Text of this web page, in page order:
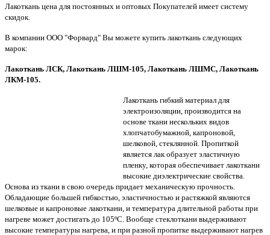
Лакоткань цена для постоянных и оптовых Покупателей имеет систему
скидок.
В компании ООО "Форвард" Вы можете купить лакоткань следующих
марок:
Лакоткань ЛСК, Лакоткань ЛШМ-105, Лакоткань ЛШМС, Лакоткань
ЛКМ-105.
Лакоткань гибкий материал для
электроизоляции, производится на
основе ткани нескольких видов
хлопчатобумажной, капроновой,
шелковой, стеклянной. Пропиткой
является лак образует эластичную
пленку, которая обеспечивает лакоткани
высокие диэлектрические свойства.
Основа из ткани в свою очередь придает механическую прочность.
Обладающие большей гибкостью, эластичностью и растяжкой являются
шелковые и капроновые лакоткани, и температура длительной работы при
нагреве может достигать до 105ºС. Вообще стеклоткани выдерживают
высокие температуры нагрева, и при разной пропитке выдерживают нагрев